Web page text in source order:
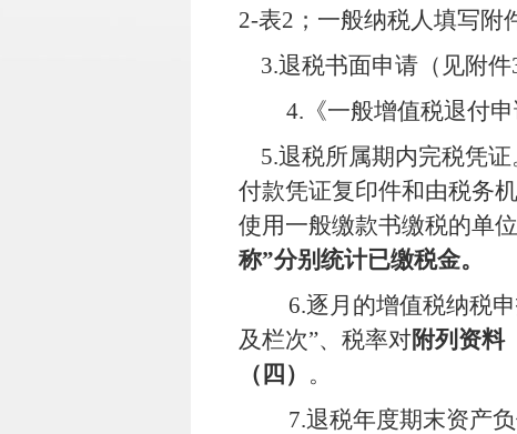
2-表2 ；一般纳税人填写附
3.退税书面申请（见附件
4. 《一般增值税退付
5.退税所属期内完税凭
付款凭证复印件和由税务
使用一般缴款书缴税的单
称”分别统计已缴税金。
6.逐月的增值税纳税
及栏次”、税率对附列资料
（四） 。
7.退税年度期末资产